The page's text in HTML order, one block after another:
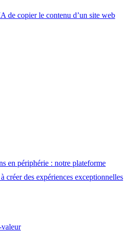
de copier le contenu d’un site web
en périphérie : notre plateforme
créer des expériences exceptionnelles
valeur